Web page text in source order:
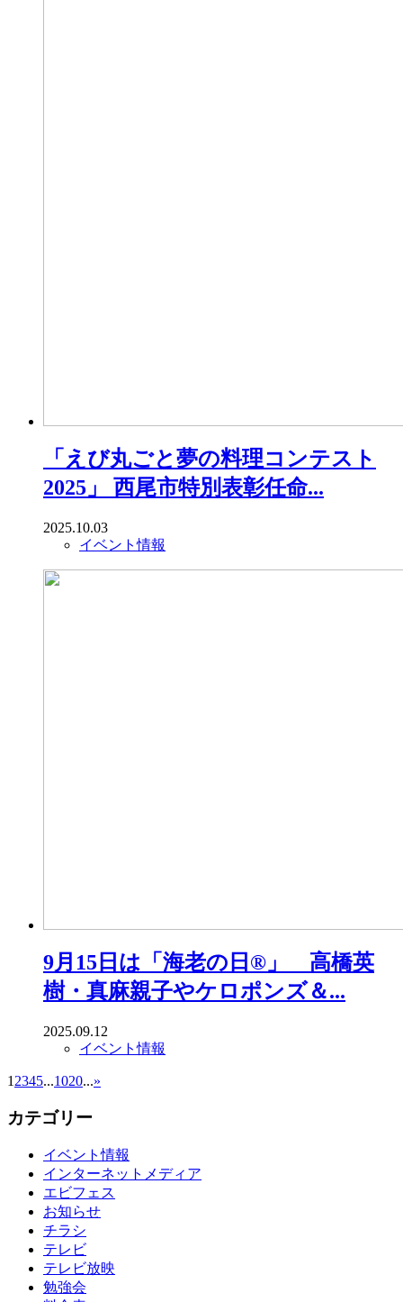
「えび丸ごと夢の料理コンテスト
2025」 西尾市特別表彰任命...
2025.10.03
イベント情報
9月15日は「海老の日®」 高橋英
樹・真麻親子やケロポンズ＆...
2025.09.12
イベント情報
1 2345...1020...»
カテゴリー
イベント情報
インターネットメディア
エビフェス
お知らせ
チラシ
テレビ
テレビ放映
勉強会